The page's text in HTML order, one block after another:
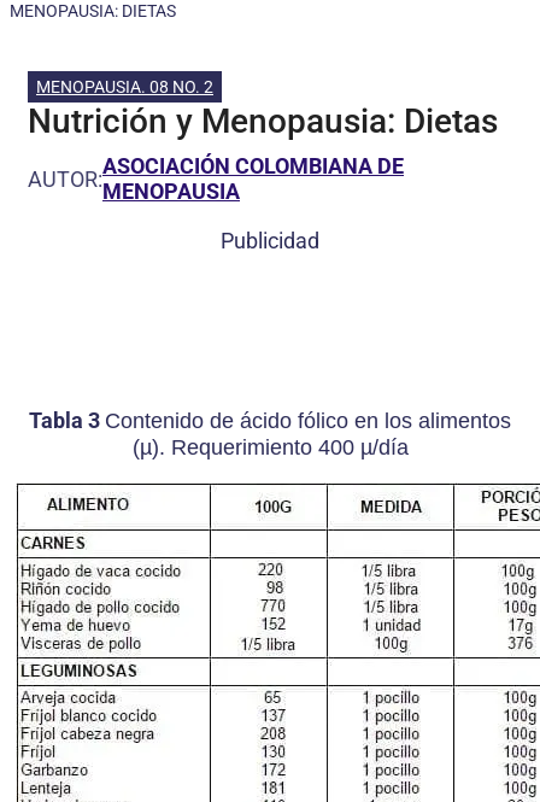
MENOPAUSIA: DIETAS
MENOPAUSIA. 08 NO. 2
Nutrición y Menopausia: Dietas
AUTOR:ASOCIACIÓN COLOMBIANA DE
MENOPAUSIA
Publicidad
Tabla 3 Contenido de ácido fólico en los alimentos
(µ). Requerimiento 400 µ/día